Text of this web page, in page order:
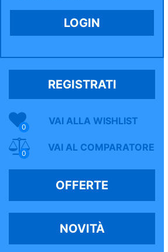
REGISTRATI
VAI ALLA WISHLIST
0
VAI AL COMPARATORE
0
OFFERTE
NOVITÀ